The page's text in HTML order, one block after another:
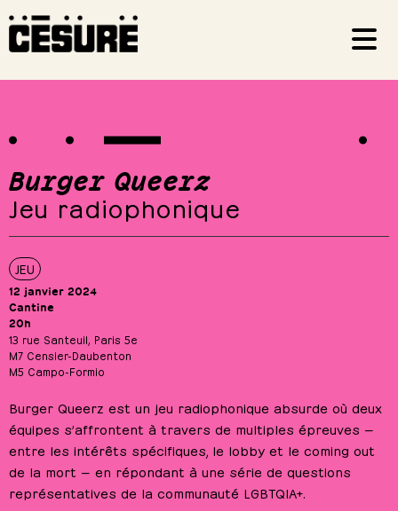
Burger Queerz
Jeu radiophonique
JEU
12 janvier 2024
Cantine
20h
13 rue Santeuil, Paris 5e
M7 Censier-Daubenton
M5 Campo-Formio
Burger Queerz est un jeu radiophonique absurde où deux
équipes s’affrontent à travers de multiples épreuves —
entre les intérêts spécifiques, le lobby et le coming out
de la mort — en répondant à une série de questions
représentatives de la communauté LGBTQIA+.